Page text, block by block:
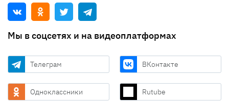
Мы в соцсетях и на видеоплатформах
Телеграм ВКонтакте
Одноклассники Rutube